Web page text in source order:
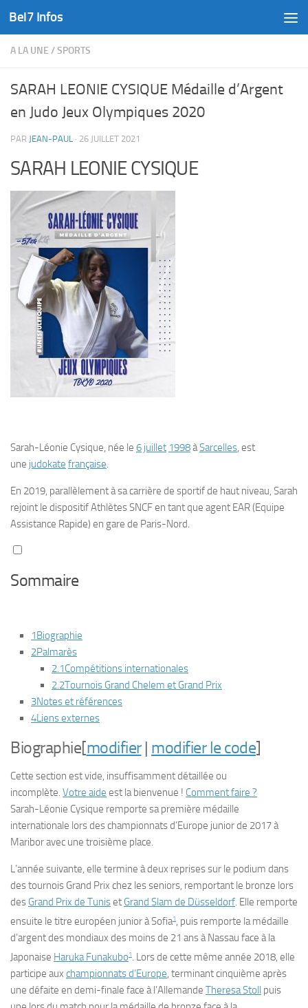
Skip to content
Bel7 Infos
A LA UNE /SPORTS
SARAH LEONIE CYSIQUE Médaille d’Argent
en Judo Jeux Olympiques 2020
PAR JEAN-PAUL · 26 JUILLET 2021
SARAH LEONIE CYSIQUE
Sarah-Léonie Cysique, née le 6 juillet 1998àSarcelles, est
une judokate française.
En 2019, parallèlement à sa carrière de sportif de haut niveau, Sarah
rejoint le dispositif Athlètes SNCF en tant que agent EAR (Equipe
Assistance Rapide) en gare de Paris-Nord.
Sommaire
1Biographie
2Palmarès
2.1Compétitions internationales
2.2Tournois Grand Chelem et Grand Prix
3Notes et références
4Liens externes
Biographie[modifier| modifier le code]
Cette section est vide, insuffisamment détaillée ou
incomplète. Votre aide est la bienvenue ! Comment faire ?
Sarah-Léonie Cysique remporte sa première médaille
internationale lors des championnats d’Europe junior de 2017 à
Maribor avec une troisième place.
L’année suivante, elle termine à deux reprises sur le podium dans
des tournois Grand Prix chez les seniors, remportant le bronze lors
des Grand Prix de Tuniset Grand Slam de Düsseldorf. Elle remporte
ensuite le titre européen junior à Sofia1, puis remporte la médaille
d’argent des mondiaux des moins de 21 ans à Nassau face à la
Japonaise Haruka Funakubo1. Lors de cette même année 2018, elle
participe aux championnats d’Europe, terminant cinquième après
une défaite en demi-finale face à l’Allemande Theresa Stoll puis